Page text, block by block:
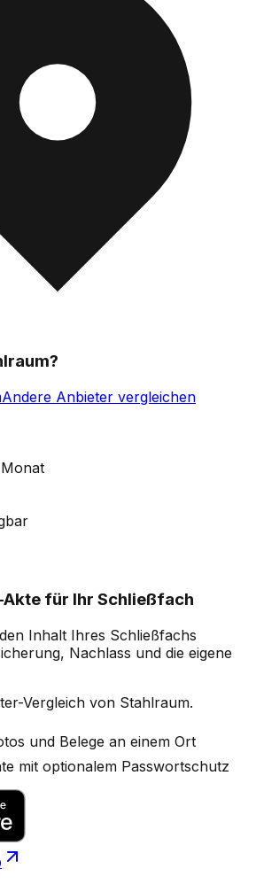
?
Andere Anbieter vergleichen
für Ihr Schließfach
Inhalt Ihres Schließfachs
Nachlass und die eigene
Vergleich von Stahlraum.
und Belege an einem Ort
mit optionalem Passwortschutz